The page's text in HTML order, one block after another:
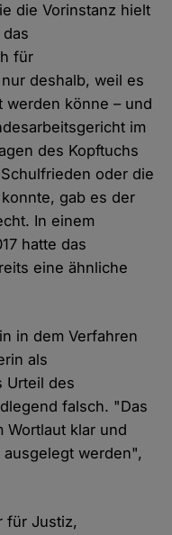
die Vorinstanz hielt
für
deshalb, weil es
könne – und
im
des Kopftuchs
oder die
gab es der
In einem
hatte das
eine ähnliche
in dem Verfahren
als
Urteil des
falsch. "Das
Wortlaut klar und
werden",
für Justiz,